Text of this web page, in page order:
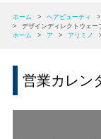
ホーム > ヘアビューティ >
>
デザインディレクトウェー
ホーム
> ア > アリミノ
営業カレン